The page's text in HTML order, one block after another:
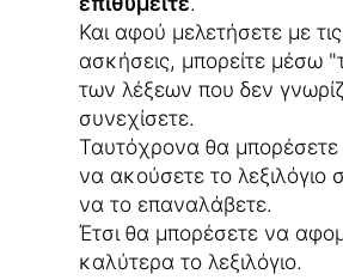
Και αφού μελετήσετε με
ασκήσεις, μπορείτε μέσω
των λέξεων που δεν
συνεχίσετε.
Ταυτόχρονα θα
να ακούσετε το λεξιλόγιο
να το επαναλάβετε.
Έτσι θα μπορέσετε να
καλύτερα το λεξιλόγιο.